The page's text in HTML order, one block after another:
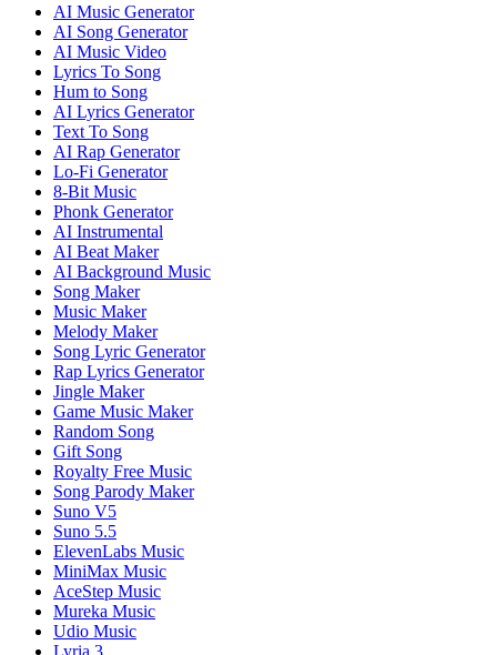
AI Music Generator
AI Song Generator
AI Music Video
Lyrics To Song
Hum to Song
AI Lyrics Generator
Text To Song
AI Rap Generator
Lo-Fi Generator
8-Bit Music
Phonk Generator
AI Instrumental
AI Beat Maker
AI Background Music
Song Maker
Music Maker
Melody Maker
Song Lyric Generator
Rap Lyrics Generator
Jingle Maker
Game Music Maker
Random Song
Gift Song
Royalty Free Music
Song Parody Maker
Suno V5
Suno 5.5
ElevenLabs Music
MiniMax Music
AceStep Music
Mureka Music
Udio Music
Lyria 3